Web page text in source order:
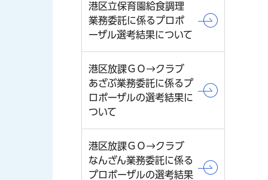
港区立保育園給食調理
業務委託に係るプロポ
ーザル選考結果について
港区放課ＧＯ→クラブ
あざぶ業務委託に係るプ
ロポーザルの選考結果に
ついて
港区放課ＧＯ→クラブ
なんざん業務委託に係る
プロポーザルの選考結果